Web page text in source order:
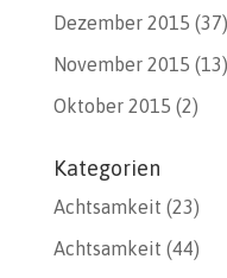
Dezember 2015 (37)
November 2015 (13)
Oktober 2015 (2)
Kategorien
Achtsamkeit (23)
Achtsamkeit (44)